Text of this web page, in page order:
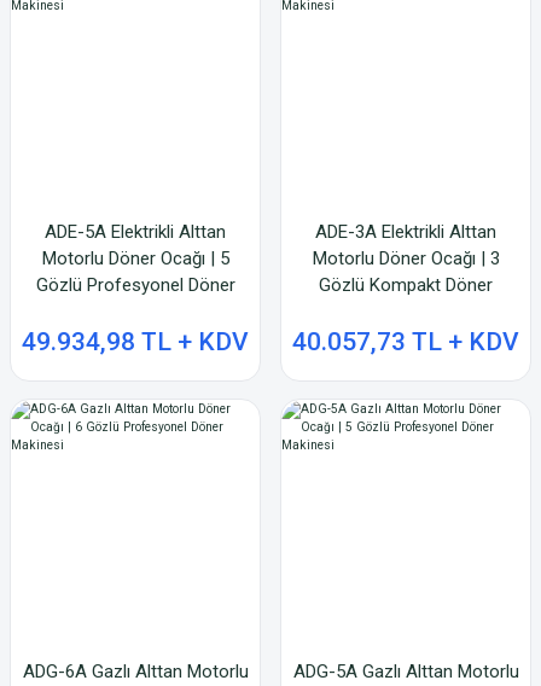
ADE-5A Elektrikli Alttan
Motorlu Döner Ocağı | 5
Gözlü Profesyonel Döner
49.934,98 TL + KDV
ADE-3A Elektrikli Alttan
Motorlu Döner Ocağı | 3
Gözlü Kompakt Döner
40.057,73 TL + KDV
ADG-6A Gazlı Alttan Motorlu
ADG-5A Gazlı Alttan Motorlu